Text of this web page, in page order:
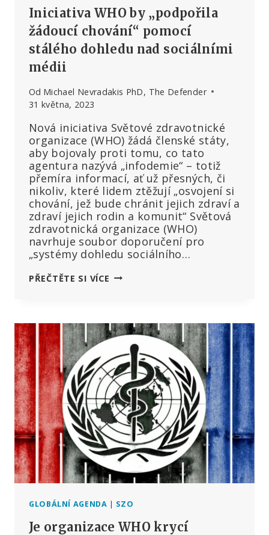
Iniciativa WHO by „podpořila
žádoucí chování“ pomocí
stálého dohledu nad sociálními
médii
Od Michael Nevradakis PhD, The Defender
31 května, 2023
Nová iniciativa Světové zdravotnické
organizace (WHO) žádá členské státy,
aby bojovaly proti tomu, co tato
agentura nazývá „infodemie“ – totiž
přemíra informací, ať už přesných, či
nikoliv, které lidem ztěžují „osvojení si
chování, jež bude chránit jejich zdraví a
zdraví jejich rodin a komunit“ Světová
zdravotnická organizace (WHO)
navrhuje soubor doporučení pro
„systémy dohledu sociálního…
PŘEČTĚTE SI VÍCE INICIATIVA
ŽÁDOUCÍ
CHOVÁNÍ“
POMOCÍ
STÁLÉHO
DOHLEDU
NAD
SOCIÁLNÍMI
MÉDII
GLOBÁLNÍ AGENDA | SZO
Je organizace WHO krycí